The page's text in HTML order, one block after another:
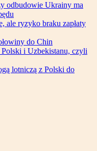
odbudowie Ukrainy ma
ale ryzyko braku zapłaty
do Chin
i Uzbekistanu, czyli
lotniczą z Polski do